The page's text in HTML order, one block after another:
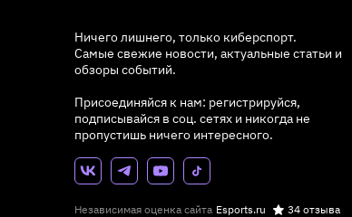
Ничего лишнего, только киберспорт.
Самые свежие новости, актуальные статьи и
обзоры событий.
Присоединяйся к нам: регистрируйся,
подписывайся в соц. сетях и никогда не
пропустишь ничего интересного.
Независимая оценка сайта Esports.ru 34 отзыва